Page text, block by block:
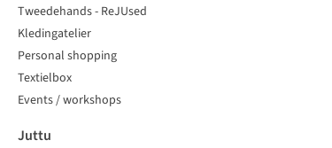
Tweedehands - ReJUsed
Kledingatelier
Personal shopping
Textielbox
Events / workshops
Juttu